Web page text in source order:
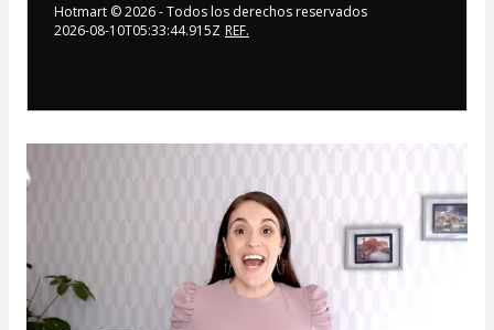
Hotmart ©2026- Todos los derechos reservados
2026-08-10T05:33:44.915Z REF.